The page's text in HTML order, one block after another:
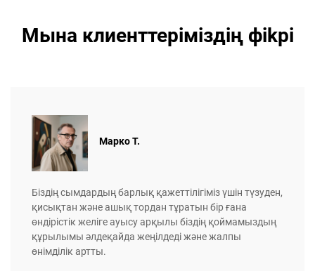
Мына клиенттеріміздің фikрi
Марко Т.
Біздің сымдардың барлық қажеттілігіміз үшін түзуден,
қисықтан және ашық тордан тұратын бір ғана
өндірістік желіге ауысу арқылы біздің қоймамыздың
құрылымы әлдеқайда жеңілдеді және жалпы
өнімділік артты.